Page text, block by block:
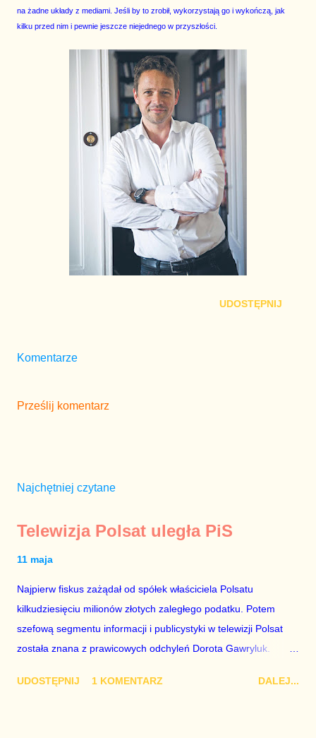
na żadne układy z mediami. Jeśli by to zrobił, wykorzystają go i wykończą, jak
kilku przed nim i pewnie jeszcze niejednego w przyszłości.
UDOSTĘPNIJ
Komentarze
Prześlij komentarz
Najchętniej czytane
Telewizja Polsat uległa PiS
11 maja
Najpierw fiskus zażądał od spółek właściciela Polsatu
kilkudziesięciu milionów złotych zaległego podatku. Potem
szefową segmentu informacji i publicystyki w telewizji Polsat
została znana z prawicowych odchyleń Dorota Gawryluk.
marionetka partii rządzącej, żona agenta SB, który jest obecnie
UDOSTĘPNIJ 1 KOMENTARZ DALEJ...